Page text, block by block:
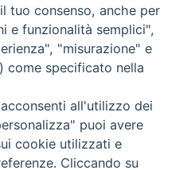
tuo consenso, anche per
e funzionalità semplici",
"misurazione" e
come specificato nella
all'utilizzo dei
puoi avere
cookie utilizzati e
Cliccando su